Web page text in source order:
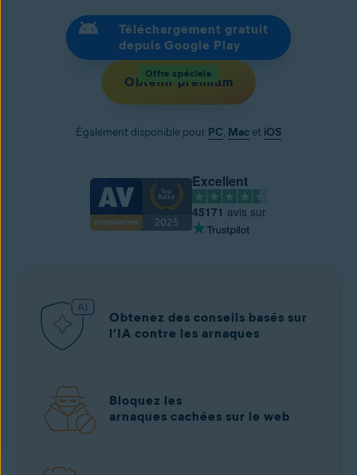
Téléchargement gratuit
depuis Google Play
Obtenir premium
Offre spéciale
Également disponible pour PC, Mac et iOS
Excellent
45171 avis sur
Obtenez des conseils basés sur
l’IA contre les arnaques
Bloquez les
arnaques cachées sur le web